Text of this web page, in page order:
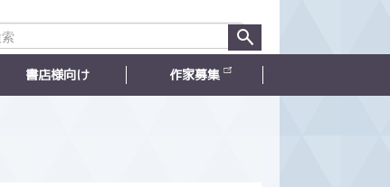
書店様向け 作家募集